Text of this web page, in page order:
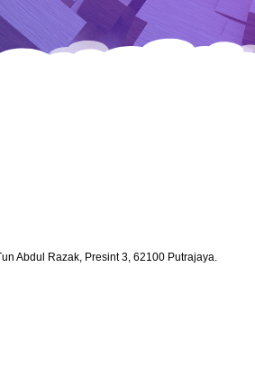
Abdul Razak, Presint 3, 62100 Putrajaya.